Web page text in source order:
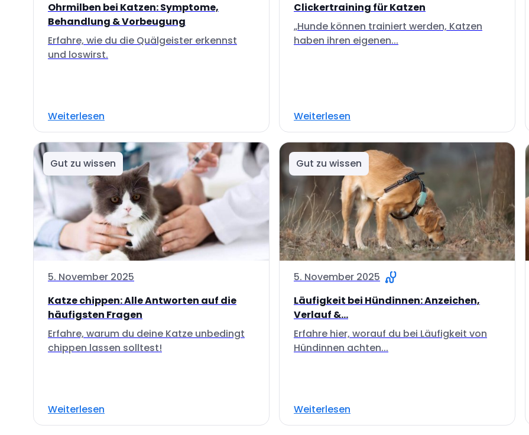
Ohrmilben bei Katzen: Symptome,
Behandlung & Vorbeugung
Erfahre, wie du die Quälgeister erkennst
und loswirst.
Weiterlesen
Clickertraining für Katzen
„Hunde können trainiert werden, Katzen
haben ihren eigenen...
Weiterlesen
Gut zu wissen
5. November 2025
Katze chippen: Alle Antworten auf die
häufigsten Fragen
Erfahre, warum du deine Katze unbedingt
chippen lassen solltest!
Weiterlesen
Gut zu wissen
5. November 2025
Läufigkeit bei Hündinnen: Anzeichen,
Verlauf &...
Erfahre hier, worauf du bei Läufigkeit von
Hündinnen achten...
Weiterlesen